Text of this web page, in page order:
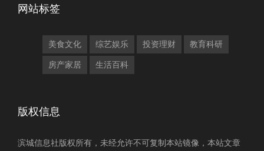
网站标签
美食文化 综艺娱乐 投资理财 教育科研
房产家居 生活百科
版权信息
滨城信息社版权所有，未经允许不可复制本站镜像，本站文章